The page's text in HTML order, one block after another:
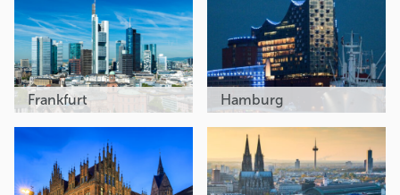
Frankfurt Hamburg